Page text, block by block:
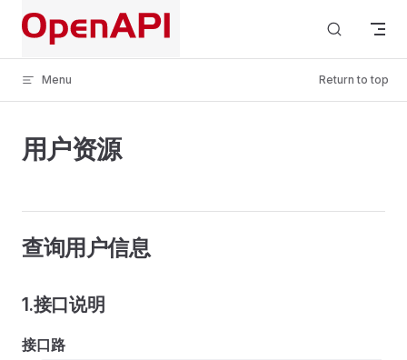
Skip to content
Menu Return to top
用户资源
查询用户信息
1.接口说明
接口路